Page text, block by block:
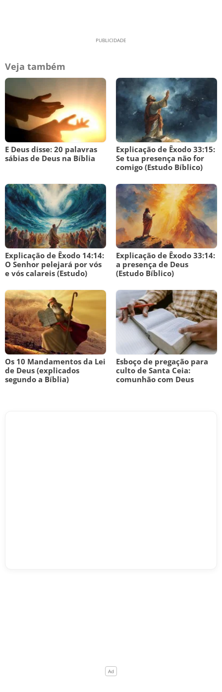
Veja também
E Deus disse: 20 palavras
sábias de Deus na Bíblia
Explicação de Êxodo 33:15:
Se tua presença não for
comigo (Estudo Bíblico)
Explicação de Êxodo 14:14:
O Senhor pelejará por vós
e vós calareis (Estudo)
Explicação de Êxodo 33:14:
a presença de Deus
(Estudo Bíblico)
Os 10 Mandamentos da Lei
de Deus (explicados
segundo a Bíblia)
Esboço de pregação para
culto de Santa Ceia:
comunhão com Deus